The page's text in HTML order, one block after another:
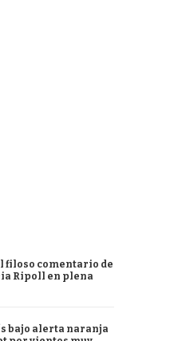
filoso comentario de
Ripoll en plena
bajo alerta naranja